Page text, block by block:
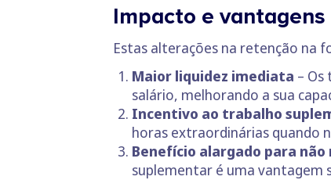
Impacto e
Estas alterações na retenção na
Maior liquidez imediata –
salário, melhorando a sua
Incentivo ao trabalho
horas extraordinárias quando
Benefício alargado para
suplementar é uma vantagem